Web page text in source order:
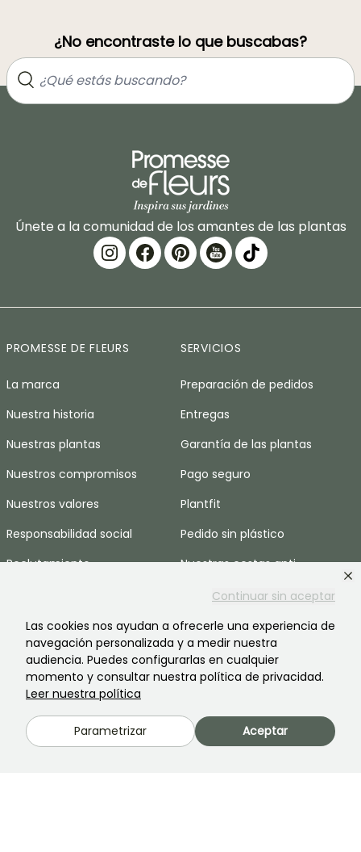
Continuar sin aceptar
Las cookies nos ayudan a ofrecerle una experiencia de
navegación personalizada y a medir nuestra
audiencia. Puedes configurarlas en cualquier
momento y consultar nuestra política de privacidad.
Leer nuestra política
Parametrizar Aceptar
¿No encontraste lo que buscabas?
Únete a la comunidad de los amantes de las plantas
PROMESSE DE FLEURS
La marca
Nuestra historia
Nuestras plantas
Nuestros compromisos
Nuestros valores
Responsabilidad social
Reclutamiento
SERVICIOS
Preparación de pedidos
Entregas
Garantía de las plantas
Pago seguro
Plantfit
Pedido sin plástico
Nuestras cestas anti-
AYUDA & CONTACTOS
Preguntas frecuentes
Contáctenos
IDIOMAS